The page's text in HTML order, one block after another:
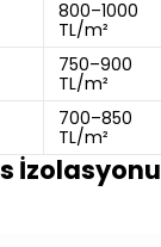
800–1000
TL/m²
750–900
TL/m²
700–850
TL/m²
İzolasyonu